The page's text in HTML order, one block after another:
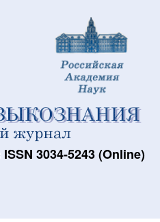
3034-5243 (Online)